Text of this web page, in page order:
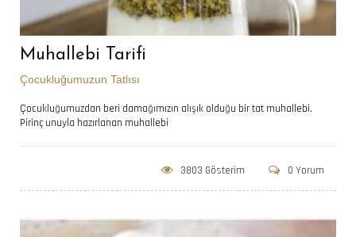
Muhallebi Tarifi
Çocukluğumuzun Tatlısı
Çocukluğumuzdan beri damağımızın alışık olduğu bir tat muhallebi.
Pirinç unuyla hazırlanan muhallebi
0 Yorum
3803 Gösterim